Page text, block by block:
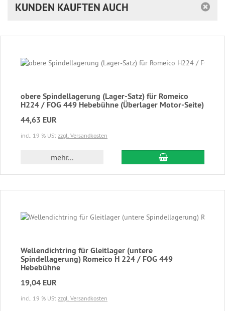
KUNDEN KAUFTEN AUCH
obere Spindellagerung (Lager-Satz) für Romeico
H224 / FOG 449 Hebebühne (Überlager Motor-Seite)
44,63 EUR
incl. 19 % USt zzgl. Versandkosten
mehr... In den
Wellendichtring für Gleitlager (untere
Spindellagerung) Romeico H 224 / FOG 449
Hebebühne
19,04 EUR
incl. 19 % USt zzgl. Versandkosten